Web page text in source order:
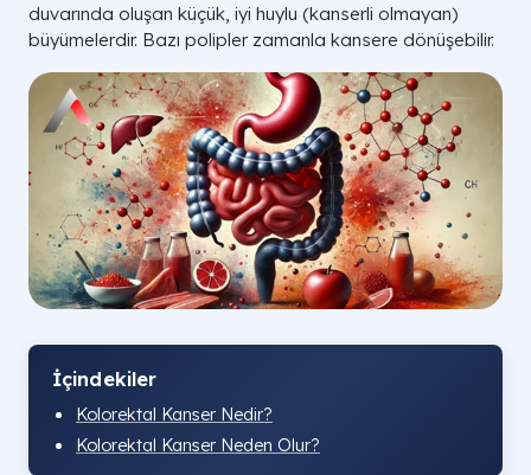
duvarında oluşan küçük, iyi huylu (kanserli olmayan)
büyümelerdir. Bazı polipler zamanla kansere dönüşebilir.
İçindekiler
Kolorektal Kanser Nedir?
Kolorektal Kanser Neden Olur?